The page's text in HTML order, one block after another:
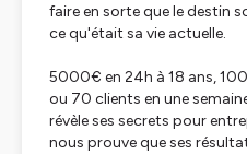
faire en sorte que le destin
ce qu'était sa vie actuelle.
5000€ en 24h à 18 ans,
ou 70 clients en une
révèle ses secrets pour
nous prouve que ses